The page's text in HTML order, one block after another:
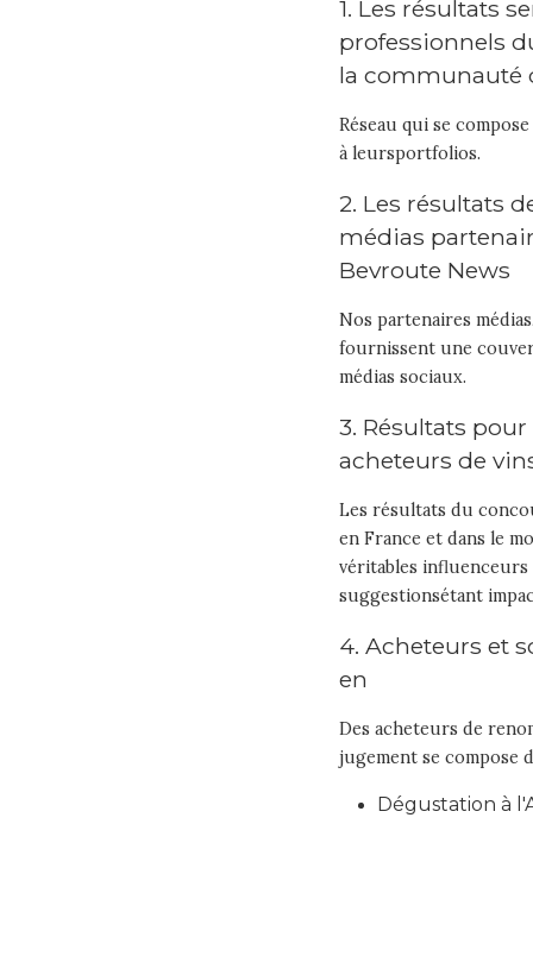
1. Les résultats
professionnels
la communauté
Réseau qui se
à leursportfolios.
2. Les résultats
médias
Bevroute News
Nos partenaires
fournissent une
médias sociaux.
3. Résultats
acheteurs de
Les résultats du
en France et dans le
véritables influenceurs
suggestionsétant
4. Acheteurs et
en
Des acheteurs de
jugement se compose
Dégustation à